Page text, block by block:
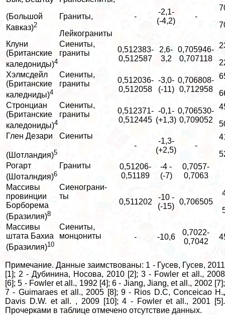
(Большой
Кавказ)2
Граниты,
Лейкограниты
-
-2,1-
(-4,2)
-
Клуни
(Британские
каледониды)4
Сиениты,
граниты
0,512383-
0,512587
2,6-
3,2
0,705946-
0,707118
Хэлмсдейл
(Британские
каледниды)4
Сиениты,
граниты
0,512036-
0,512058
-3,0-
(-11)
0,706808-
0,712958
Стронциан
(Британские
каледониды)4
Сиениты,
граниты
0,512371-
0,512445
-0,1-
(+1,3)
0,706530-
0,709052
Глен Дезари
(Шотландия)5
Сиениты
-
-1,3-
(+2,5)
-
Рогарт
(Шоталндия)6
Граниты
0,51206-
0,51189
-4 -
(-7)
0,7057-
0,7063
Массивы
провинции
Борборема
(Бразилия)8
Сиенограни-
ты
0,511202
-10 -
(-15)
0,706505
Массивы
штата Бахиа
(Бразилия)10
Сиениты,
монцониты
- -10,6
0,7022-
0,7042
Примечание. Данные заимствованы: 1 - Гусев, Гусев, 2011
[1]; 2 - Дубинина, Носова, 2010 [2]; 3 - Fowler et all., 2008
[6]; 5 - Fowler et all., 1992 [4]; 6 - Jiang, Jiang, et all., 2002 [7];
7 - Guimaraes et all., 2005 [8]; 9 - Rios D.C, Conceicao H.,
Davis D.W. et all. , 2009 [10]; 4 - Fowler et all., 2001 [5].
Прочерками в таблице отмечено отсутствие данных.